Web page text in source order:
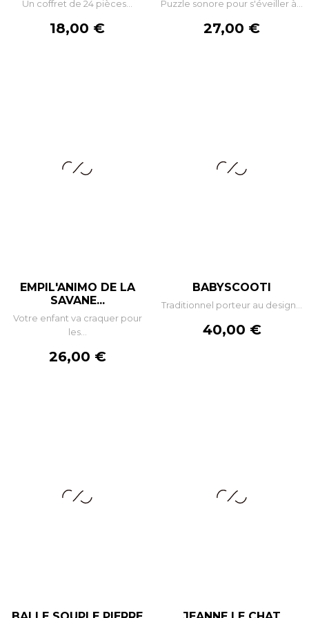
Un coffret de 24 pièces...
Prix
18,00 €
Puzzle sonore pour s'éveiller à...
Prix
27,00 €
EMPIL'ANIMO DE LA
SAVANE...
Votre enfant va craquer pour
les...
Prix
26,00 €
BABYSCOOTI
Traditionnel porteur au design...
Prix
40,00 €